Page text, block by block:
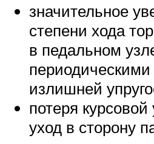
значительное
степени хода
в педальном
излишней
потеря
уход в сторону